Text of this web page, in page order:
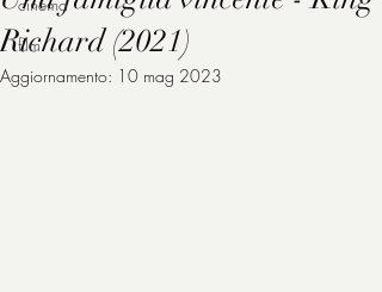
film
Richard (2021)
Aggiornamento: 10 mag 2023